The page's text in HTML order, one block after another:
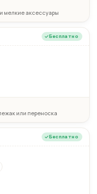
и мелкие аксессуары
Бесплатно
или переноска
Бесплатно